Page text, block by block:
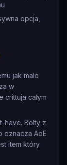
opcja,
jak malo
w
crittuja całym
have. Bolty z
oznacza AoE
item który